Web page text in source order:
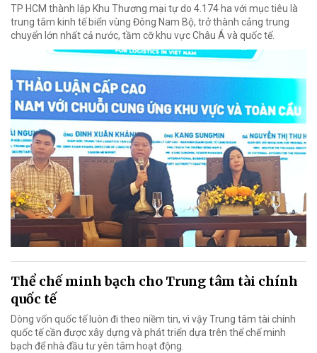
TP HCM thành lập Khu Thương mại tự do 4.174 ha với mục tiêu là
trung tâm kinh tế biển vùng Đông Nam Bộ, trở thành cảng trung
chuyển lớn nhất cả nước, tầm cỡ khu vực Châu Á và quốc tế.
Thể chế minh bạch cho Trung tâm tài chính
quốc tế
Dòng vốn quốc tế luôn đi theo niềm tin, vì vậy Trung tâm tài chính
quốc tế cần được xây dựng và phát triển dựa trên thể chế minh
bạch để nhà đầu tư yên tâm hoạt động.